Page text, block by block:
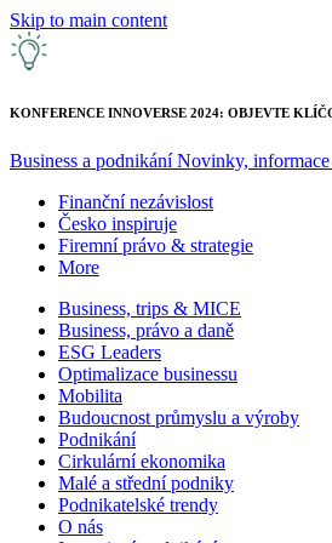
Skip to main content
KONFERENCE INNOVERSE 2024: OBJEVTE
Business a podnikáníNovinky,
Finanční nezávislost
Česko inspiruje
Firemní právo & strategie
More
Business, trips & MICE
Business, právo a daně
ESG Leaders
Optimalizace businessu
Mobilita
Budoucnost průmyslu a výroby
Podnikání
Cirkulární ekonomika
Malé a střední podniky
Podnikatelské trendy
O nás